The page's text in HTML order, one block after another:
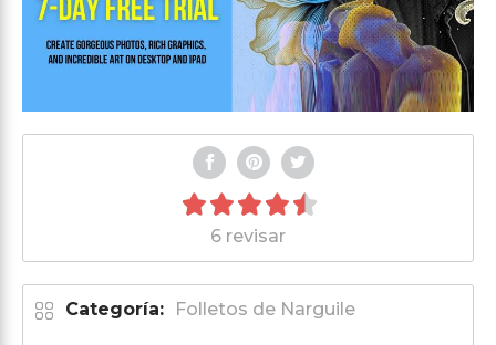
6 revisar
Categoría: Folletos de Narguile